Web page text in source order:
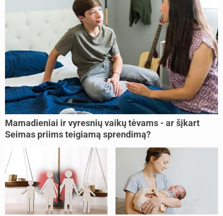
Mamadieniai ir vyresnių vaikų tėvams - ar šįkart
Seimas priims teigiamą sprendimą?